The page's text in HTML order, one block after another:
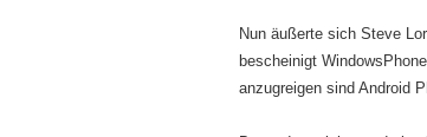
Nun äußerte sich Steve
bescheinigt
anzugreigen sind Android